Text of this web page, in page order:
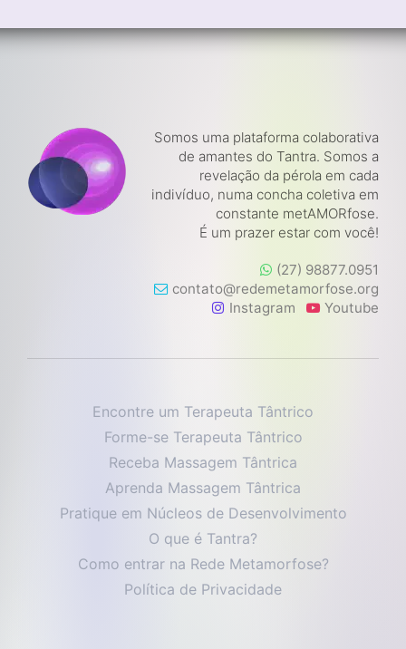
Somos uma plataforma colaborativa
de amantes do Tantra. Somos a
revelação da pérola em cada
indivíduo, numa concha coletiva em
constante metAMORfose.
É um prazer estar com você!
(27) 98877.0951
contato@redemetamorfose.org
Instagram
Youtube
Encontre um Terapeuta Tântrico
Forme-se Terapeuta Tântrico
Receba Massagem Tântrica
Aprenda Massagem Tântrica
Pratique em Núcleos de Desenvolvimento
O que é Tantra?
Como entrar na Rede Metamorfose?
Política de Privacidade